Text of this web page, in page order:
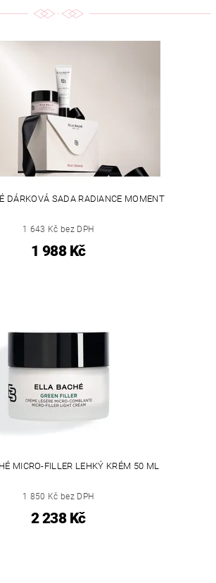
DÁRKOVÁ SADA RADIANCE MOMENT
1 643 Kč bez DPH
1 988 Kč
MICRO-FILLER LEHKÝ KRÉM 50 ML
1 850 Kč bez DPH
2 238 Kč